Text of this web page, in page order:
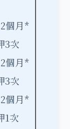
個月*
3次
個月*
3次
個月*
1次